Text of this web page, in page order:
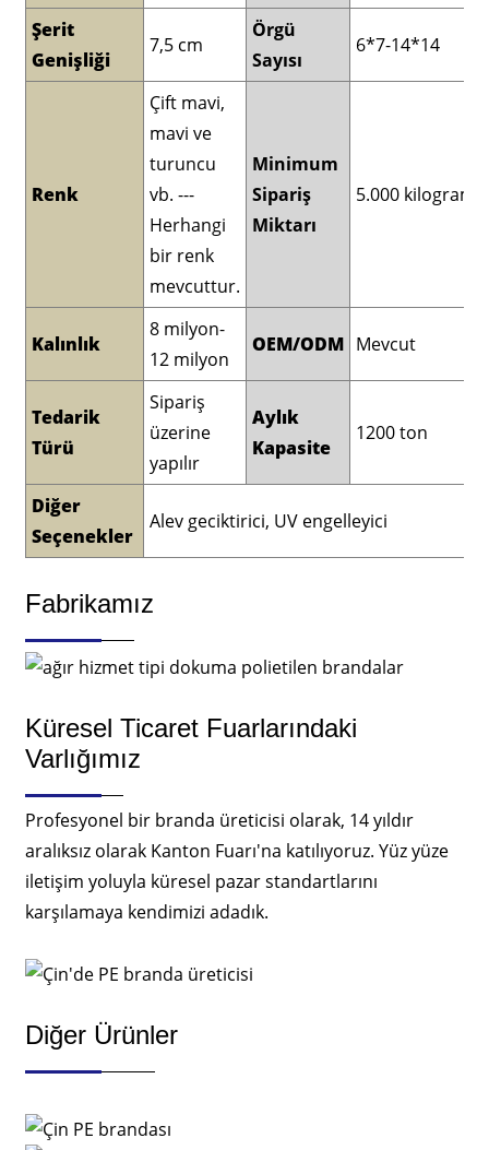
Şerit
Genişliği
7,5 cm
Örgü
Sayısı
6*7-14*14
Renk
Çift mavi,
mavi ve
turuncu
vb. ---
Herhangi
bir renk
mevcuttur.
Minimum
Sipariş
Miktarı
5.000 kilogram
Kalınlık
8 milyon-
12 milyon
OEM/ODM Mevcut
Tedarik
Türü
Sipariş
üzerine
yapılır
Aylık
Kapasite
1200 ton
Diğer
Seçenekler
Alev geciktirici, UV engelleyici
Fabrikamız
Küresel Ticaret Fuarlarındaki
Varlığımız
Profesyonel bir branda üreticisi olarak, 14 yıldır
aralıksız olarak Kanton Fuarı'na katılıyoruz. Yüz yüze
iletişim yoluyla küresel pazar standartlarını
karşılamaya kendimizi adadık.
Diğer Ürünler